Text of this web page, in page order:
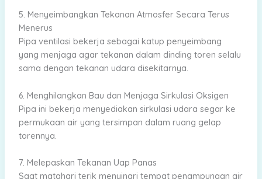
5. Menyeimbangkan Tekanan Atmosfer Secara Terus
Menerus
Pipa ventilasi bekerja sebagai katup penyeimbang
yang menjaga agar tekanan dalam dinding toren selalu
sama dengan tekanan udara disekitarnya.
6. Menghilangkan Bau dan Menjaga Sirkulasi Oksigen
Pipa ini bekerja menyediakan sirkulasi udara segar ke
permukaan air yang tersimpan dalam ruang gelap
torennya.
7. Melepaskan Tekanan Uap Panas
Saat matahari terik menyinari tempat penampungan air